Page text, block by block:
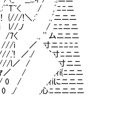
/ ,ﾞﾆﾆニ
,:ﾞ .,ﾞニニニ
,ﾉ / ﾆﾆニニ
., '゜ムニニニ
寸ニﾆﾆﾆﾆ
／./ `寸ﾆニニ
／ / 寸ニニ
/ ,ｨi{ﾆニニ
,ｨiにニニニ
,心ﾆニニニニ